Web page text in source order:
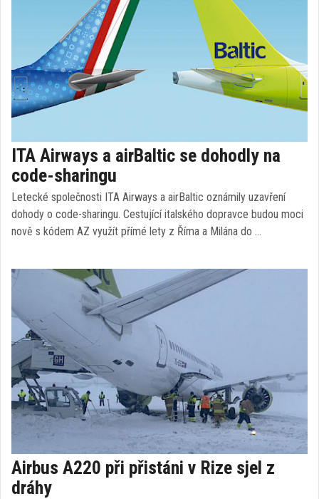
ITA Airways a airBaltic se dohodly na
code-sharingu
Letecké společnosti ITA Airways a airBaltic oznámily uzavření
dohody o code-sharingu. Cestující italského dopravce budou moci
nově s kódem AZ využít přímé lety z Říma a Milána do …
Airbus A220 při přistáni v Rize sjel z
dráhy